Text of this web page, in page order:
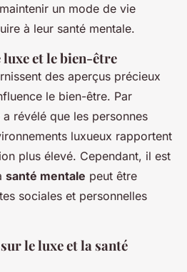
un mode de vie
à leur santé mentale.
luxe et le bien-être
des aperçus précieux
le bien-être. Par
révélé que les personnes
luxueux rapportent
plus élevé. Cependant, il est
santé mentale peut être
sociales et personnelles
le luxe et la santé